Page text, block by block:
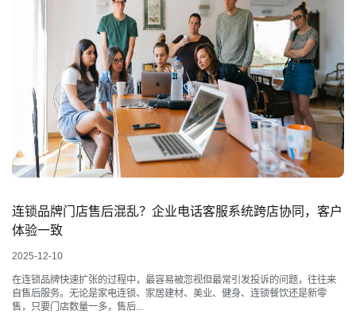
连锁品牌门店售后混乱？企业电话客服系统跨店协同，客户
体验一致
2025-12-10
在连锁品牌快速扩张的过程中，最容易被忽视但最常引发投诉的问题，往往来
自售后服务。无论是家电连锁、家居建材、美业、健身、连锁餐饮还是新零
售，只要门店数量一多，售后...